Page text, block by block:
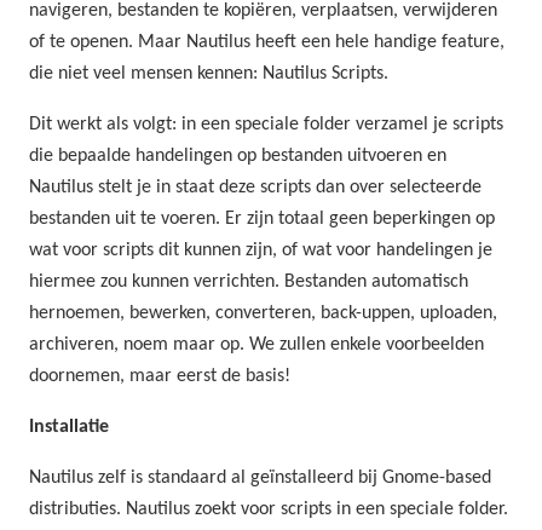
navigeren, bestanden te kopiëren, verplaatsen, verwijderen
of te openen. Maar Nautilus heeft een hele handige feature,
die niet veel mensen kennen: Nautilus Scripts.
Dit werkt als volgt: in een speciale folder verzamel je scripts
die bepaalde handelingen op bestanden uitvoeren en
Nautilus stelt je in staat deze scripts dan over selecteerde
bestanden uit te voeren. Er zijn totaal geen beperkingen op
wat voor scripts dit kunnen zijn, of wat voor handelingen je
hiermee zou kunnen verrichten. Bestanden automatisch
hernoemen, bewerken, converteren, back-uppen, uploaden,
archiveren, noem maar op. We zullen enkele voorbeelden
doornemen, maar eerst de basis!
Installatie
Nautilus zelf is standaard al geïnstalleerd bij Gnome-based
distributies. Nautilus zoekt voor scripts in een speciale folder.